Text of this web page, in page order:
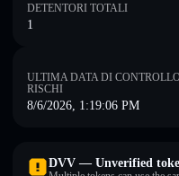
DETENTORI TOTALI
1
ULTIMA DATA DI
RISCHI
8/6/2026, 1:19:06 PM
DVV — Unverified